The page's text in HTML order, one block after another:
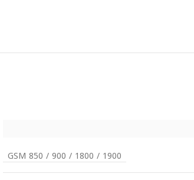
GSM 850 / 900 / 1800 / 1900